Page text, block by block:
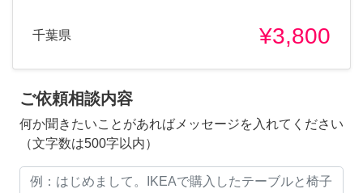
千葉県 ¥3,800
ご依頼相談内容
何か聞きたいことがあればメッセージを入れてください
（文字数は500字以内）